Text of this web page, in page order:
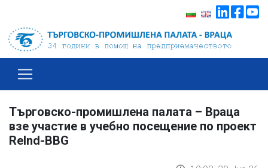
Търговско-промишлена палата – Враца
взе участие в учебно посещение по проект
ReInd-BBG